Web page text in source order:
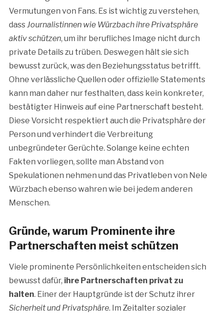
Vermutungen von Fans. Es ist wichtig zu verstehen,
dassJournalistinnen wie Würzbach ihre Privatsphäre
aktiv schützen, um ihr berufliches Image nicht durch
private Details zu trüben. Deswegen hält sie sich
bewusst zurück, was den Beziehungsstatus betrifft.
Ohne verlässliche Quellen oder offizielle Statements
kann man daher nur festhalten, dass kein konkreter,
bestätigter Hinweis auf eine Partnerschaft besteht.
Diese Vorsicht respektiert auch die Privatsphäre der
Person und verhindert die Verbreitung
unbegründeter Gerüchte. Solange keine echten
Fakten vorliegen, sollte man Abstand von
Spekulationen nehmen und das Privatleben von Nele
Würzbach ebenso wahren wie bei jedem anderen
Menschen.
Gründe, warum Prominente ihre
Partnerschaften meist schützen
Viele prominente Persönlichkeiten entscheiden sich
bewusst dafür, ihre Partnerschaften privat zu
halten. Einer der Hauptgründe ist der Schutz ihrer
Sicherheit und Privatsphäre. Im Zeitalter sozialer